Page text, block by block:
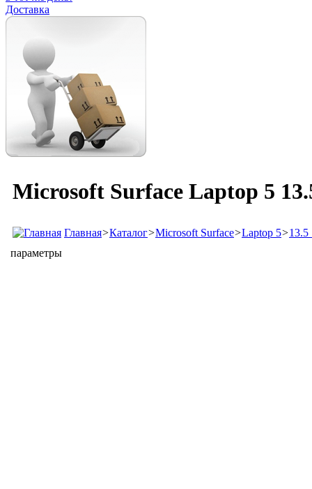
Доставка
Microsoft Surface Laptop 5
Главная>Каталог>Microsoft Surface>Laptop 5>13.5
параметры